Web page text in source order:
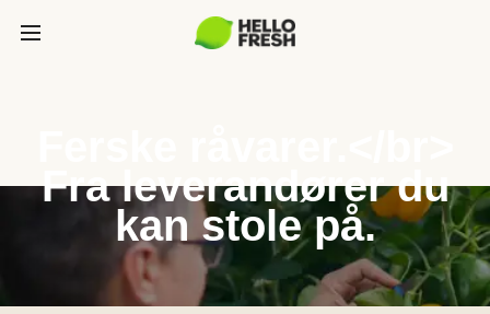
Fra leverandører du
kan stole på.